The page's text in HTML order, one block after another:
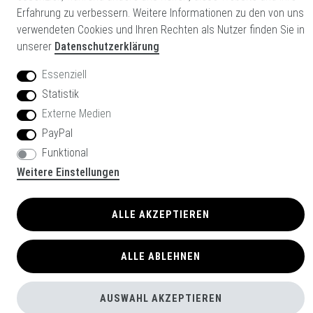
E-MAIL **
Newsletter
Honig
Hiermit bestätige ich, dass ich die
habe. Meine Einwilligung kann ich jederzeit widerrufen.**
Glowinx GmbH
© Copyright 2026 | Alle Rechte vorbehalten.
Powered byEcommerce All IN
Erfahrung zu verbessern. Weitere Informationen zu den von uns
verwendeten Cookies und Ihren Rechten als Nutzer finden Sie in
unserer Datenschutzerklärung
Essenziell
Statistik
Externe Medien
PayPal
Funktional
Weitere Einstellungen
ALLE AKZEPTIEREN
ALLE ABLEHNEN
AUSWAHL AKZEPTIEREN